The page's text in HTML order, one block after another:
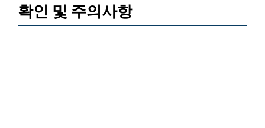
확인 및 주의사항